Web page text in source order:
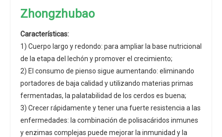
Zhongzhubao
Características:
1) Cuerpo largo y redondo: para ampliar la base nutricional
de la etapa del lechón y promover el crecimiento;
2) El consumo de pienso sigue aumentando: eliminando
portadores de baja calidad y utilizando materias primas
fermentadas, la palatabilidad de los cerdos es buena;
3) Crecer rápidamente y tener una fuerte resistencia a las
enfermedades: la combinación de polisacáridos inmunes
y enzimas complejas puede mejorar la inmunidad y la